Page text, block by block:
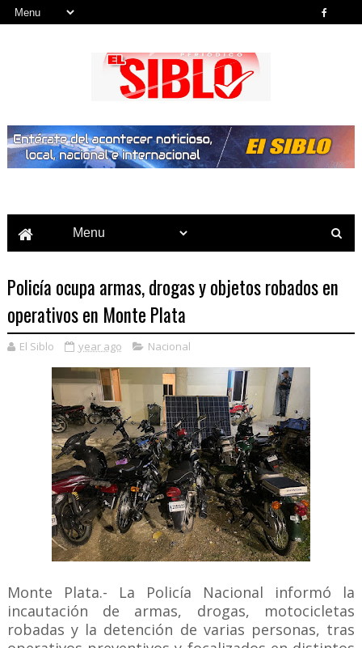
Policía ocupa armas, drogas y objetos robados en
operativos en Monte Plata
El Siblo year ago Nacional
Monte Plata.- La Policía Nacional informó la
incautación de armas, drogas, motocicletas
robadas y la detención de varias personas, tras